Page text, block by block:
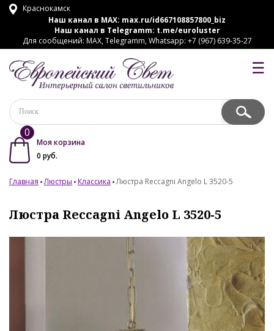
Краснокамск
Наш канал в MAX: max.ru/id667108857800_biz
Наш канал в Telegramm: t.me/euroluster
Для сообщений: MAX, Telegramm, Whatsapp: +7 (967) 639-35-27
☰
0
Моя корзина
0 руб.
Главная Люстры Классика Люстра Reccagni Angelo L 3520-5
Люстра Reccagni Angelo L 3520-5